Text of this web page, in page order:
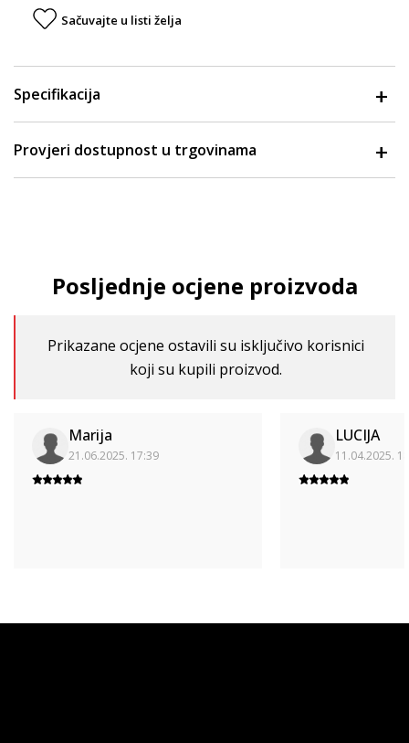
Sačuvajte u listi želja
Specifikacija
Provjeri dostupnost u trgovinama
Posljednje ocjene proizvoda
Prikazane ocjene ostavili su isključivo korisnici
koji su kupili proizvod.
Marija
21.06.2025. 17:39
LUCIJA
11.04.2025.